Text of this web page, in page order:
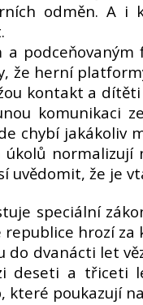
odměn. A i
a
že herní
kontakt a
komunikaci
chybí jakákoliv
normalizují
uvědomit, že je
speciální
republice hrozí
do dvanácti let
deseti a třiceti
které poukazují